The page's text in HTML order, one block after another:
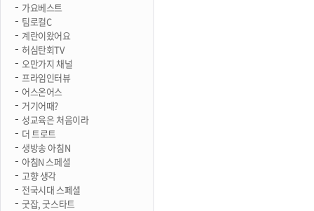
가요베스트
팀로컬C
계란이왔어요
허심탄회TV
오만가지 채널
프라임인터뷰
어스온어스
거기어때?
성교육은 처음이라
더 트로트
생방송 아침N
아침N 스페셜
고향 생각
전국시대 스페셜
굿잡, 굿스타트